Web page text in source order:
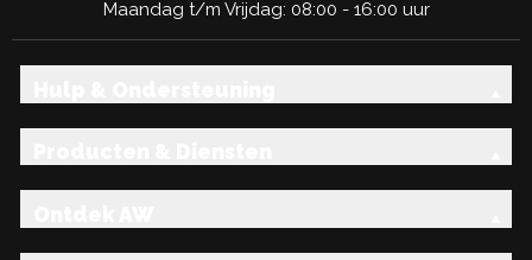
Maandag t/m Vrijdag: 08:00 - 16:00 uur